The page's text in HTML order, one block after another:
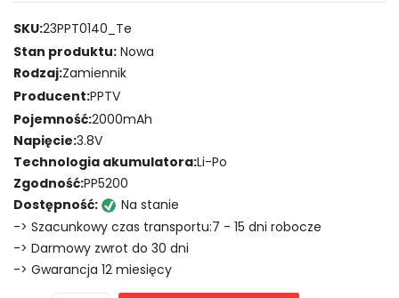
SKU:23PPT0140_Te
Stan produktu: Nowa
Rodzaj:Zamiennik
Producent:PPTV
Pojemność:2000mAh
Napięcie:3.8V
Technologia akumulatora:Li-Po
Zgodność:PP5200
Dostępność:
Na stanie
-> Szacunkowy czas transportu:7 - 15 dni robocze
-> Darmowy zwrot do 30 dni
-> Gwarancja 12 miesięcy